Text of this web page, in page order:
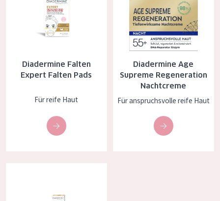
Reinigung
PRODUKTLINIE
Lift+
HAUTTYP
Empfindliche Haut
Diadermine Falten
Expert Falten Pads
Für reife Haut
Diadermine Age
Supreme Regeneration
Nachtcreme
Für anspruchsvolle reife Haut